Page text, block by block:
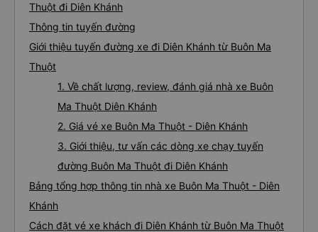
Thuột đi Diên Khánh
Thông tin tuyến đường
Giới thiệu tuyến đường xe đi Diên Khánh từ Buôn Ma
Thuột
1. Về chất lượng, review, đánh giá nhà xe Buôn
Ma Thuột Diên Khánh
2. Giá vé xe Buôn Ma Thuột - Diên Khánh
3. Giới thiệu, tư vấn các dòng xe chạy tuyến
đường Buôn Ma Thuột đi Diên Khánh
Bảng tổng hợp thông tin nhà xe Buôn Ma Thuột - Diên
Khánh
Cách đặt vé xe khách đi Diên Khánh từ Buôn Ma Thuột